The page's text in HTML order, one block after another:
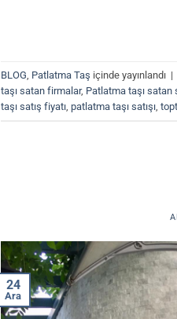
BLOG Patlatma Taş içinde yayınlandı |
taşı satan firmalar, Patlatma taşı satan
taşı satış fiyatı patlatma taşı satışı
24
Ara